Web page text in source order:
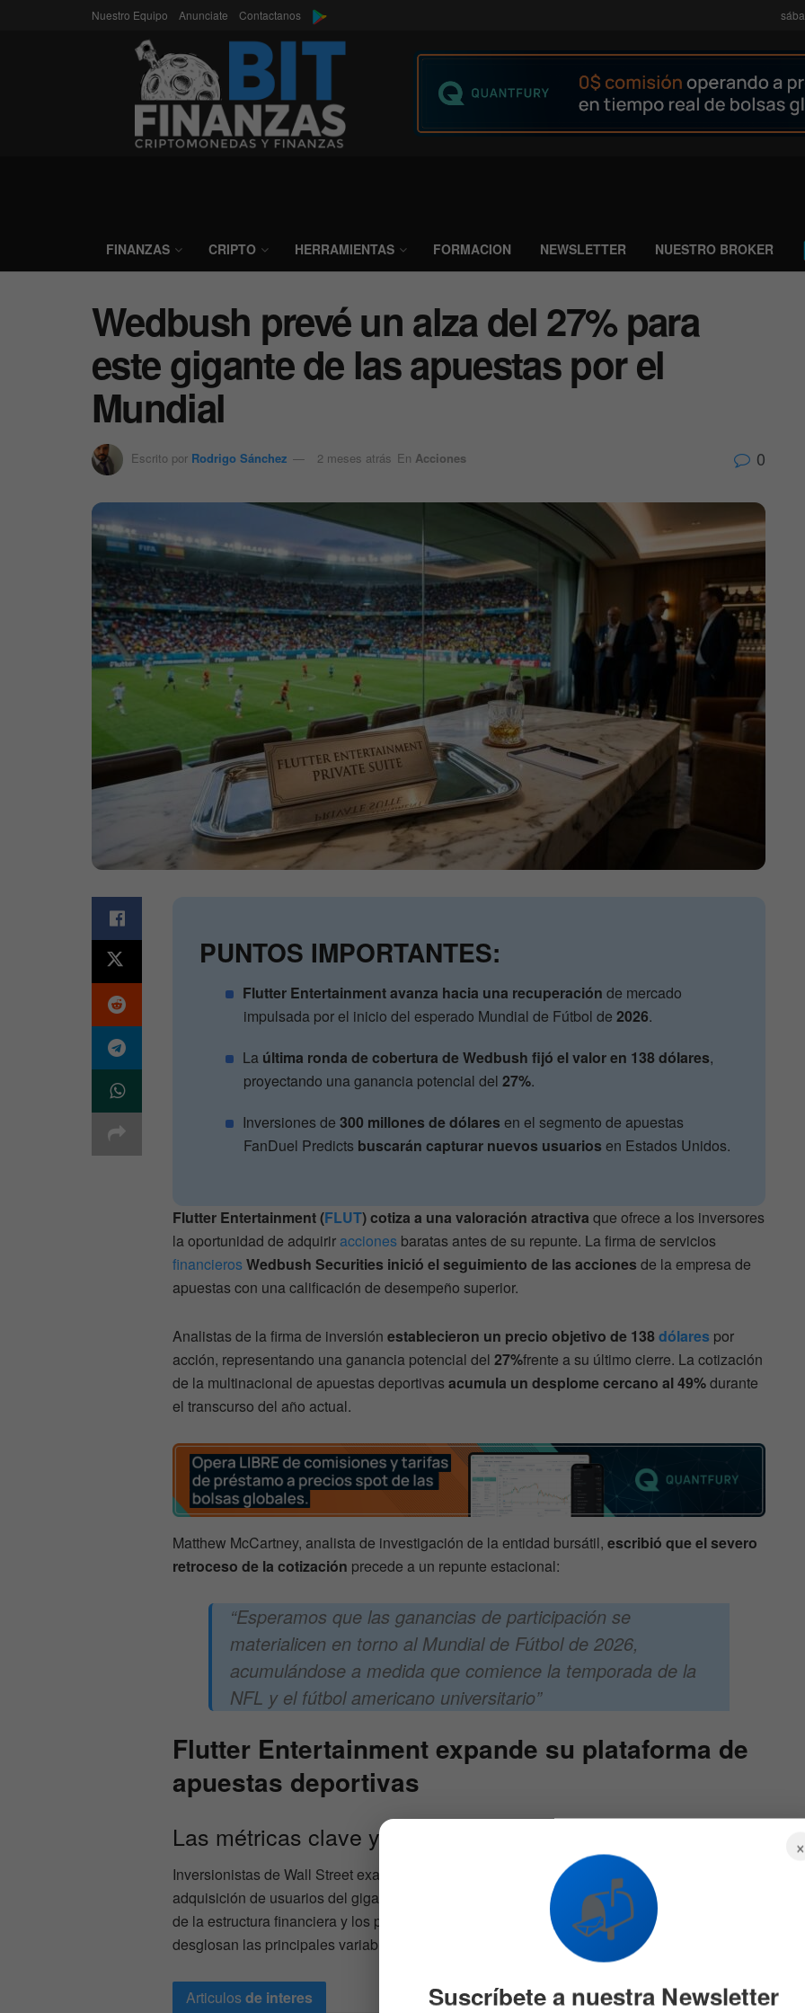
Nuestro Equipo Anunciate Contactanos
FINANZAS CRIPTO HERRAMIENTAS FORMACION NEWSLETTER NUESTRO BROKER
Wedbush prevé un alza del 27% para
este gigante de las apuestas por el
Mundial
Escrito por Rodrigo Sánchez 2 meses atrás En Acciones 0
PUNTOS IMPORTANTES:
Flutter Entertainment avanza hacia una recuperación de mercado
impulsada por el inicio del esperado Mundial de Fútbol de2026.
La última ronda de cobertura de Wedbush fijó el valor en 138 dólares,
proyectando una ganancia potencial del27%.
Inversiones de300 millones de dólares en el segmento de apuestas
FanDuel Predicts buscarán capturar nuevos usuarios en Estados Unidos.
Flutter Entertainment (FLUT) cotiza a una valoración atractiva que ofrece a los inversores
la oportunidad de adquirir acciones baratas antes de su repunte. La firma de servicios
financierosWedbush Securities inició el seguimiento de las acciones de la empresa de
apuestas con una calificación de desempeño superior.
Analistas de la firma de inversión establecieron un precio objetivo de 138dólares por
acción, representando una ganancia potencial del 27%frente a su último cierre. La cotización
de la multinacional de apuestas deportivasacumula un desplome cercano al 49%durante
el transcurso del año actual.
Matthew McCartney, analista de investigación de la entidad bursátil, escribió que el severo
retroceso de la cotización precede a un repunte estacional:
“Esperamos que las ganancias de participación se
materialicen en torno al Mundial de Fútbol de 2026,
acumulándose a medida que comience la temporada de la
NFL y el fútbol americano universitario”
Flutter Entertainment expande su plataforma de
apuestas deportivas
Las métricas clave y proyecciones del Mundial
Inversionistas de Wall Street examinan detalladamente los indicadores operativos y de
adquisición de usuarios del gigante de las apuestas deportivas. Para simplificar el análisis
de la estructura financiera y los planes de expansión de la corporación, a continuación se
desglosan las principales variables cuantitativas:
Articulosde interes
×
📬
Suscríbete a nuestra Newsletter